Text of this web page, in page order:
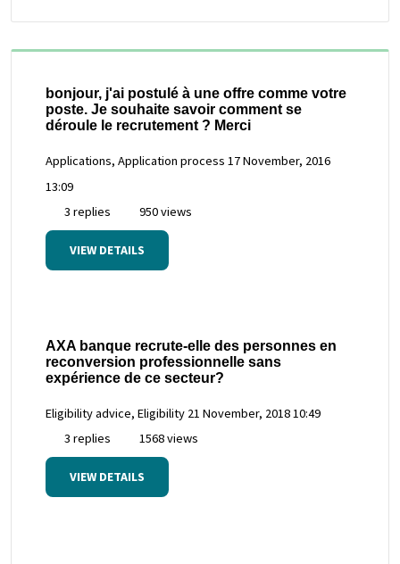
bonjour, j'ai postulé à une offre comme votre
poste. Je souhaite savoir comment se
déroule le recrutement ? Merci
Applications, Application process 17 November, 2016
13:09
3 replies
950 views
VIEW DETAILS
AXA banque recrute-elle des personnes en
reconversion professionnelle sans
expérience de ce secteur?
Eligibility advice, Eligibility 21 November, 2018 10:49
3 replies
1568 views
VIEW DETAILS